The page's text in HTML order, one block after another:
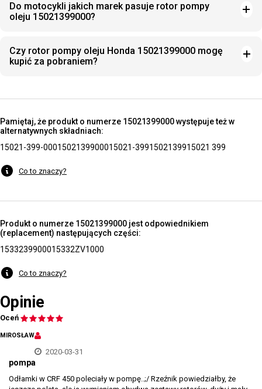
Do motocykli jakich marek pasuje rotor pompy
oleju 15021399000?
Czy rotor pompy oleju Honda 15021399000 mogę
kupić za pobraniem?
Pamiętaj, że produkt o numerze 15021399000 występuje też w
alternatywnych składniach:
15021-399-0001502139900015021-3991502139915021 399
Co to znaczy?
Produkt o numerze 15021399000 jest odpowiednikiem
(replacement) następujących części:
1533239900015332ZV1000
Co to znaczy?
Opinie
Oceń
MIROSŁAW
2020-03-31
pompa
Odłamki w CRF 450 poleciały w pompę..;/ Rzeźnik powiedziałby, że